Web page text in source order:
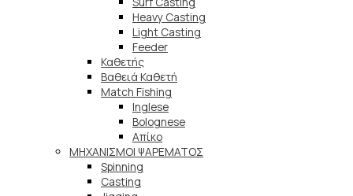
Heavy Casting
Light Casting
Feeder
Καθετής
Βαθειά Καθετή
Match Fishing
Inglese
Bolognese
Απίκο
ΜΗΧΑΝΙΣΜΟΙ ΨΑΡΕΜΑΤΟΣ
Spinning
Casting